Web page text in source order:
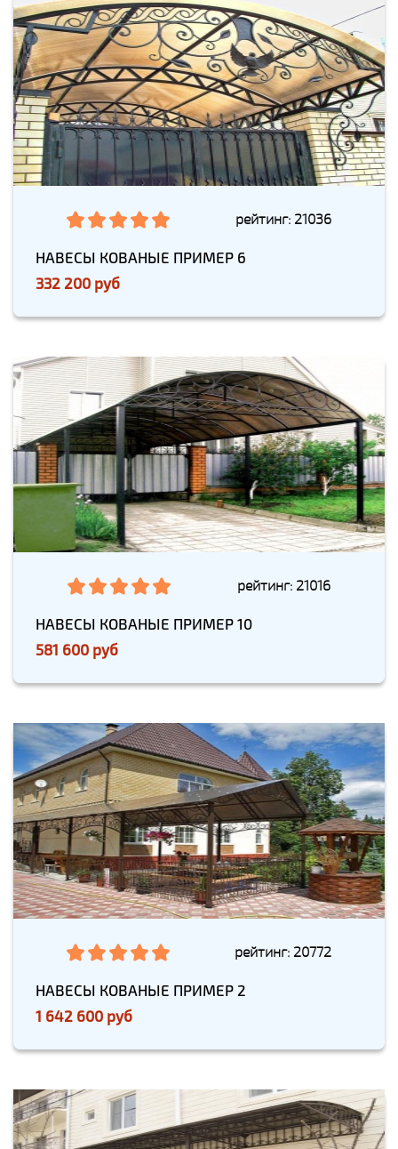
рейтинг: 21036
НАВЕСЫ КОВАНЫЕ ПРИМЕР 6
332 200 руб
рейтинг: 21016
НАВЕСЫ КОВАНЫЕ ПРИМЕР 10
581 600 руб
рейтинг: 20772
НАВЕСЫ КОВАНЫЕ ПРИМЕР 2
1 642 600 руб